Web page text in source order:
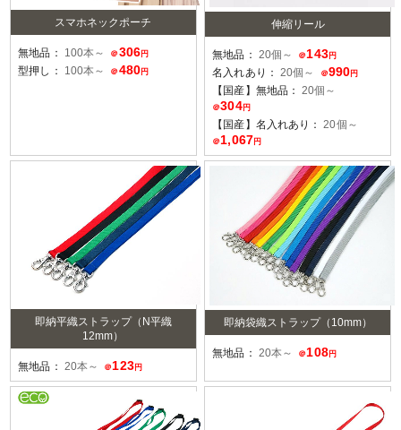
スマホネックポーチ
無地品： 100本～ ＠ 306円
型押し： 100本～ ＠ 480円
伸縮リール
無地品： 20個～ ＠ 143円
名入れあり： 20個～ ＠990 円
【国産】無地品：20個～
＠304円
【国産】名入れあり：20個～
＠ 1,067 円
即納平織ストラップ（N平織
12mm）
無地品： 20本～ ＠ 123円
即納袋織ストラップ（10mm）
無地品： 20本～ ＠108円